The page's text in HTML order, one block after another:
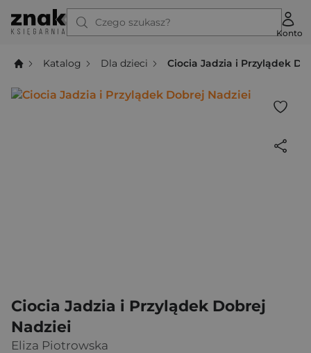
Czego szukasz?
Konto
Katalog Dla dzieci Ciocia Jadzia i Przylądek
Ciocia Jadzia i Przylądek Dobrej
Nadziei
Eliza Piotrowska